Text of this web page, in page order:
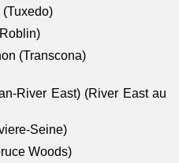
(Transcona)
River East) (River East au
Seine)
Woods)